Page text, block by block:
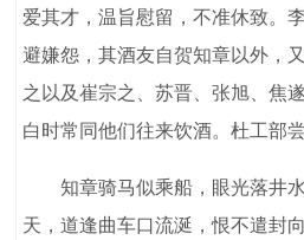
爱其才，温旨慰留，不准休致。
避嫌怨，其酒友自贺知章以外，
之以及崔宗之、苏晋、张旭、焦
白时常同他们往来饮酒。杜工部
知章骑马似乘船，眼光落井水
天，道逢曲车口流涎，恨不遣封